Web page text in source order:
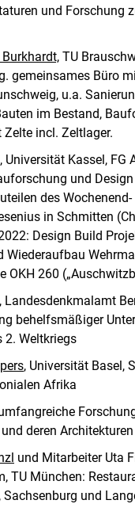
und Forschung
TU
gemeinsames Büro
u.a.
im Bestand,
incl. Zeltlager.
, Universität Kassel, FG
und
des
in Schmitten
Design Build
Wiederaufbau
OKH 260
, Landesdenkmalamt
behelfsmäßiger
2. Weltkriegs
, Universität Basel,
Afrika
deren
und Mitarbeiter Uta
TU München:
und